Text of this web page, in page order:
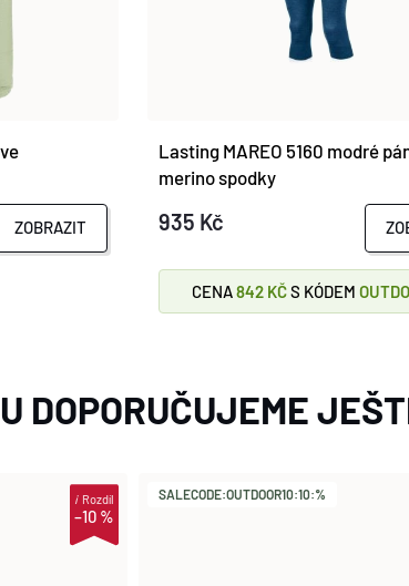
ZOBRAZIT
Lasting MAREO 5160 modré
merino spodky
935 Kč
CENA842 KČS KÓDEM
DOPORUČUJEME
–10 %
iRozdíl SALECODE:OUTDOOR10:10:%